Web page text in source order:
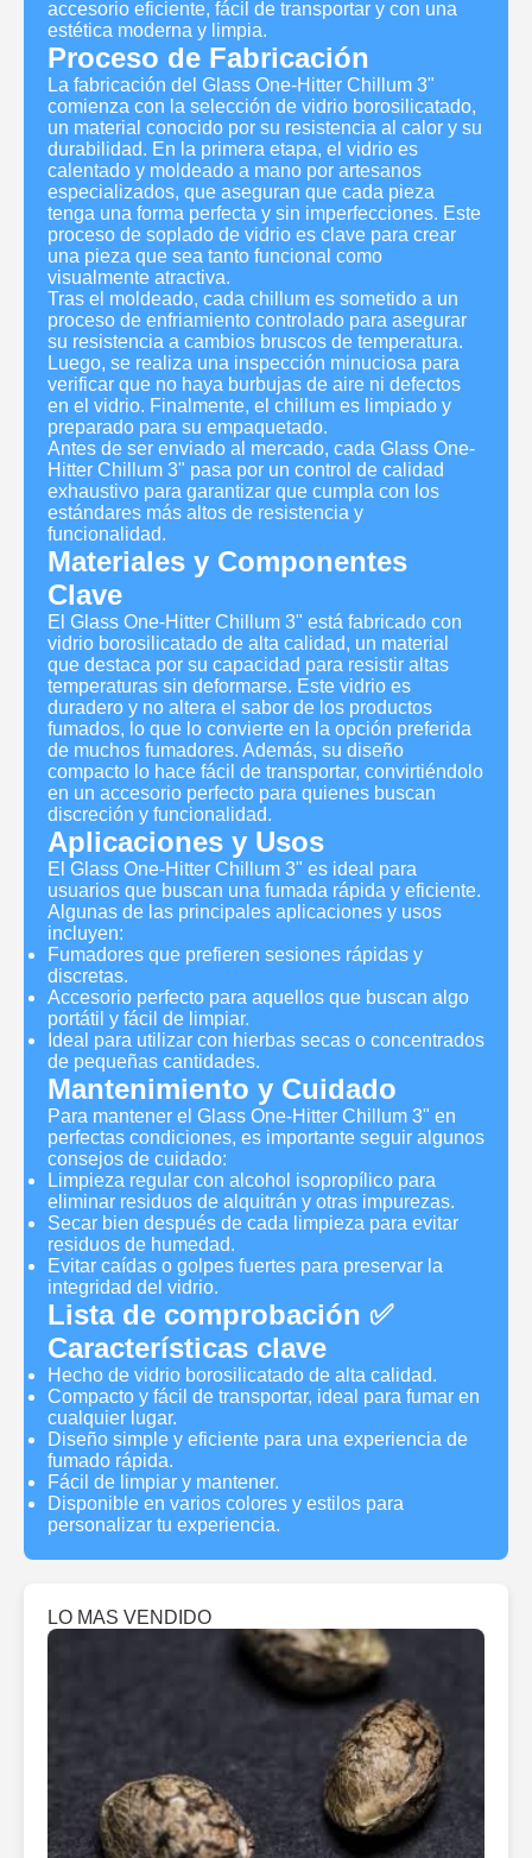
accesorio eficiente, fácil de transportar y con una
estética moderna y limpia.
Proceso de Fabricación
La fabricación del Glass One-Hitter Chillum 3"
comienza con la selección de vidrio borosilicatado,
un material conocido por su resistencia al calor y su
durabilidad. En la primera etapa, el vidrio es
calentado y moldeado a mano por artesanos
especializados, que aseguran que cada pieza
tenga una forma perfecta y sin imperfecciones. Este
proceso de soplado de vidrio es clave para crear
una pieza que sea tanto funcional como
visualmente atractiva.
Tras el moldeado, cada chillum es sometido a un
proceso de enfriamiento controlado para asegurar
su resistencia a cambios bruscos de temperatura.
Luego, se realiza una inspección minuciosa para
verificar que no haya burbujas de aire ni defectos
en el vidrio. Finalmente, el chillum es limpiado y
preparado para su empaquetado.
Antes de ser enviado al mercado, cada Glass One-
Hitter Chillum 3" pasa por un control de calidad
exhaustivo para garantizar que cumpla con los
estándares más altos de resistencia y
funcionalidad.
Materiales y Componentes
Clave
El Glass One-Hitter Chillum 3" está fabricado con
vidrio borosilicatado de alta calidad, un material
que destaca por su capacidad para resistir altas
temperaturas sin deformarse. Este vidrio es
duradero y no altera el sabor de los productos
fumados, lo que lo convierte en la opción preferida
de muchos fumadores. Además, su diseño
compacto lo hace fácil de transportar, convirtiéndolo
en un accesorio perfecto para quienes buscan
discreción y funcionalidad.
Aplicaciones y Usos
El Glass One-Hitter Chillum 3" es ideal para
usuarios que buscan una fumada rápida y eficiente.
Algunas de las principales aplicaciones y usos
incluyen:
Fumadores que prefieren sesiones rápidas y
discretas.
Accesorio perfecto para aquellos que buscan algo
portátil y fácil de limpiar.
Ideal para utilizar con hierbas secas o concentrados
de pequeñas cantidades.
Mantenimiento y Cuidado
Para mantener el Glass One-Hitter Chillum 3" en
perfectas condiciones, es importante seguir algunos
consejos de cuidado:
Limpieza regular con alcohol isopropílico para
eliminar residuos de alquitrán y otras impurezas.
Secar bien después de cada limpieza para evitar
residuos de humedad.
Evitar caídas o golpes fuertes para preservar la
integridad del vidrio.
Lista de comprobación ✅
Características clave
Hecho de vidrio borosilicatado de alta calidad.
Compacto y fácil de transportar, ideal para fumar en
cualquier lugar.
Diseño simple y eficiente para una experiencia de
fumado rápida.
Fácil de limpiar y mantener.
Disponible en varios colores y estilos para
personalizar tu experiencia.
LO MAS VENDIDO